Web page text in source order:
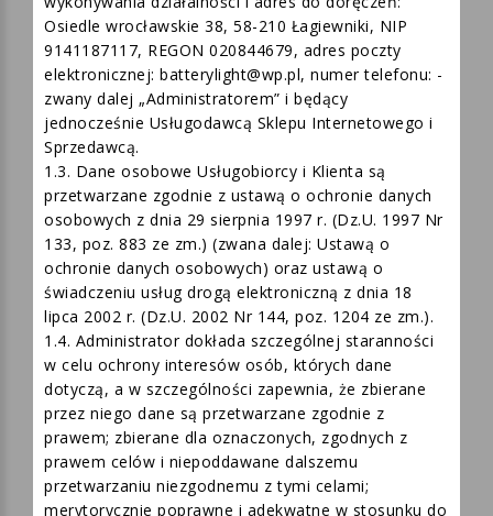
gospodarki, posiadający: adres miejsca
wykonywania działalności i adres do doręczeń:
Osiedle wrocławskie 38, 58-210 Łagiewniki, NIP
9141187117, REGON 020844679, adres poczty
elektronicznej: batterylight@wp.pl, numer telefonu: -
zwany dalej „Administratorem” i będący
jednocześnie Usługodawcą Sklepu Internetowego i
Sprzedawcą.
1.3. Dane osobowe Usługobiorcy i Klienta są
przetwarzane zgodnie z ustawą o ochronie danych
osobowych z dnia 29 sierpnia 1997 r. (Dz.U. 1997 Nr
133, poz. 883 ze zm.) (zwana dalej: Ustawą o
ochronie danych osobowych) oraz ustawą o
świadczeniu usług drogą elektroniczną z dnia 18
lipca 2002 r. (Dz.U. 2002 Nr 144, poz. 1204 ze zm.).
1.4. Administrator dokłada szczególnej staranności
w celu ochrony interesów osób, których dane
dotyczą, a w szczególności zapewnia, że zbierane
przez niego dane są przetwarzane zgodnie z
prawem; zbierane dla oznaczonych, zgodnych z
prawem celów i niepoddawane dalszemu